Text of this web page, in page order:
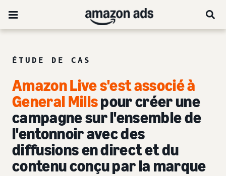
ÉTUDE DE CAS
Amazon Live s'est associé à
General Millspour créer une
campagne sur l'ensemble de
l'entonnoir avec des
diffusions en direct et du
contenu conçu par la marque